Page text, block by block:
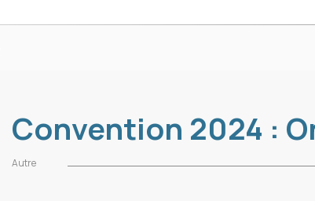
Convention 2024 :
Autre